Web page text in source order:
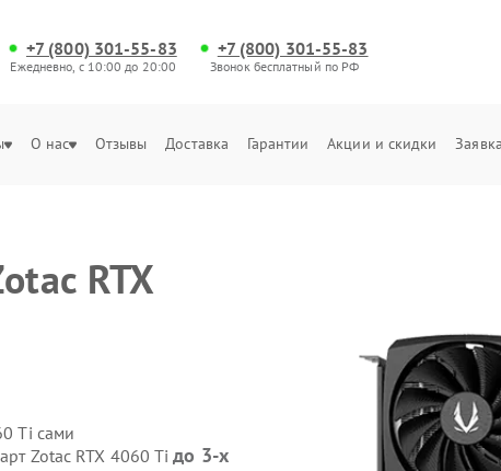
+7 (800) 301-55-83
Ежедневно, с 10:00 до 20:00
+7 (800) 301-55-83
Звонок бесплатный по РФ
О нас Отзывы Доставка Гарантии Акции и скидки
RTX
Ti сами
Zotac RTX 4060 Tiдо 3-х